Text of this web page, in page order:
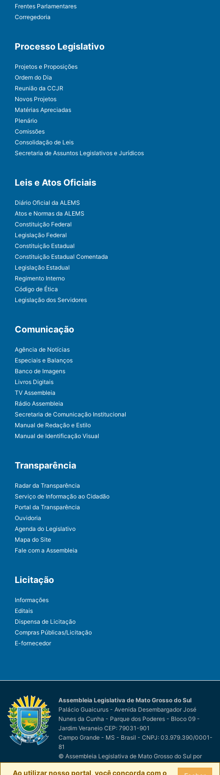
Frentes Parlamentares
Corregedoria
Processo Legislativo
Projetos e Proposições
Ordem do Dia
Reunião da CCJR
Novos Projetos
Matérias Apreciadas
Plenário
Comissões
Consolidação de Leis
Secretaria de Assuntos Legislativos e Jurídicos
Leis e Atos Oficiais
Diário Oficial da ALEMS
Atos e Normas da ALEMS
Constituição Federal
Legislação Federal
Constituição Estadual
Constituição Estadual Comentada
Legislação Estadual
Regimento Interno
Código de Ética
Legislação dos Servidores
Comunicação
Agência de Notícias
Especiais e Balanços
Banco de Imagens
Livros Digitais
TV Assembleia
Rádio Assembleia
Secretaria de Comunicação Institucional
Manual de Redação e Estilo
Manual de Identificação Visual
Transparência
Radar da Transparência
Serviço de Informação ao Cidadão
Portal da Transparência
Ouvidoria
Agenda do Legislativo
Mapa do Site
Fale com a Assembleia
Licitação
Informações
Editais
Dispensa de Licitação
Compras Públicas/Licitação
E-fornecedor
Assembleia Legislativa de Mato Grosso do Sul
Palácio Guaicurus - Avenida Desembargador José
Nunes da Cunha - Parque dos Poderes - Bloco 09 -
Jardim Veraneio CEP: 79031-901
Campo Grande - MS - Brasil - CNPJ: 03.979.390/0001-
81
© Assembleia Legislativa de Mato Grosso do Sul por
Ao utilizar nosso portal, você concorda com o